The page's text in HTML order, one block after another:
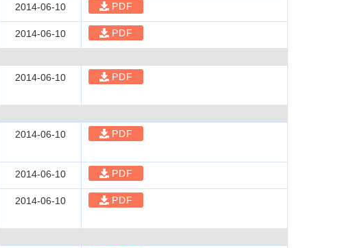
2014-06-10 PDF
2014-06-10 PDF
2014-06-10 PDF
2014-06-10 PDF
2014-06-10 PDF
2014-06-10 PDF